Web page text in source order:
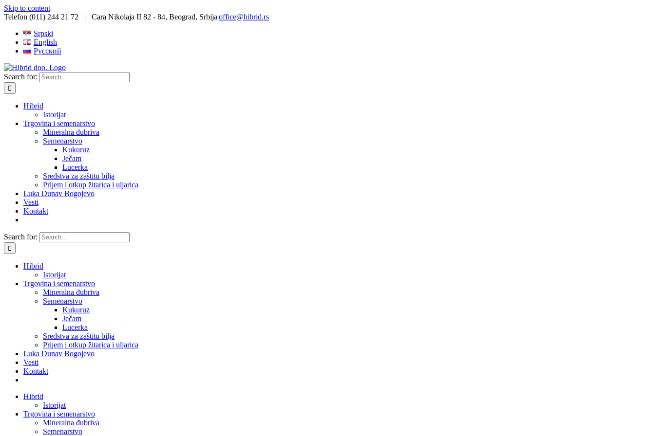
Skip to content
Telefon (011) 244 21 72 | Cara Nikolaja II 82 - 84, Beograd, Srbija|office@hibrid.rs
Srpski
English
Русский
Search for:
Hibrid
Istorijat
Trgovina i semenarstvo
Mineralna đubriva
Semenarstvo
Kukuruz
Ječam
Lucerka
Sredstva za zaštitu bilja
Prijem i otkup žitarica i uljarica
Luka Dunav Bogojevo
Vesti
Kontakt
Search for:
Hibrid
Istorijat
Trgovina i semenarstvo
Mineralna đubriva
Semenarstvo
Kukuruz
Ječam
Lucerka
Sredstva za zaštitu bilja
Prijem i otkup žitarica i uljarica
Luka Dunav Bogojevo
Vesti
Kontakt
Hibrid
Istorijat
Trgovina i semenarstvo
Mineralna đubriva
Semenarstvo